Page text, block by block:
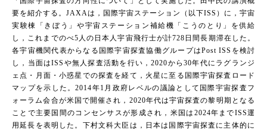
要を紹介する。JAXAは，国際宇宙ステーション（以下ISS）に，宇宙
実験棟「きぼう」や宇宙ステーション補給機「こうのとり」を供給
し，これまでのべ5人の日本人宇宙飛行士が計728日間長期滞在した。
各宇宙機関代表からなる国際宇宙探査協働グループはPost ISSを検討
し，当面はISSや無人探査活動を行い，2020から30年代にラグランジ
ェ点・月面・小惑星での探査を経て，火星に至る国際宇宙探査ロード
マップを示した。2014年1月政府レベルの議論として国際宇宙探査フ
ォーラム会合が米国で開催され，2020年代は宇宙探査の黎明期となる
ことで主要国間のコンセンサスが形成され，米国は2024年までISS運
用延長を表明した。下村文科大臣は，日本は国際宇宙探査に主体的に